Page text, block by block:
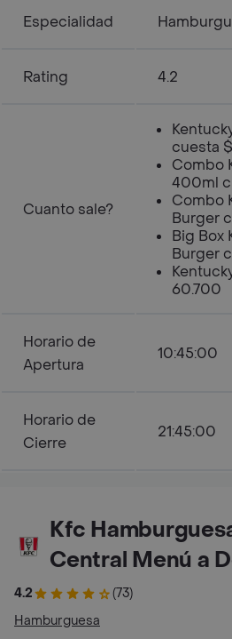
Especialidad
Rating 4.2
Cuanto sale?
cuesta
Combo
400ml
Combo
Burger
Big Box
Burger
60.700
Horario de
Apertura
10:45:00
Horario de
Cierre
21:45:00
Kfc
Central Menú a
4.2
(73)
Hamburguesa